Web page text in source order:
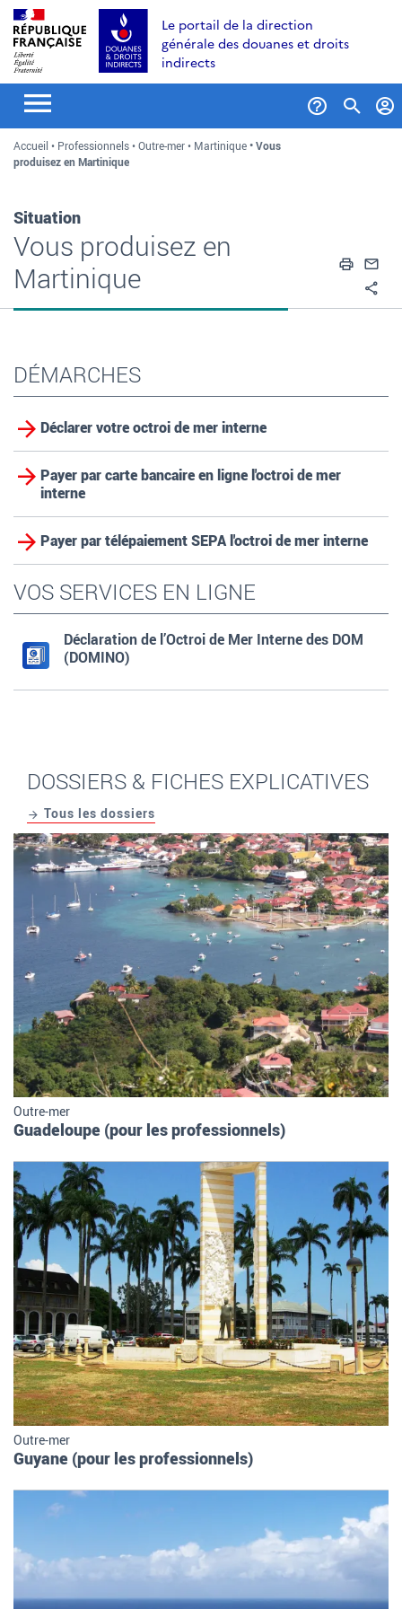
Aller
au
contenu
Aller
recherche
Aller
au
menu
Le portail de la direction
générale des douanes et droits
indirects
Accueil Professionnels Outre-mer Martinique
Vous
produisez en Martinique
Situation
Vous produisez en
Martinique
DÉMARCHES
Déclarer votre octroi de mer interne
Payer par carte bancaire en ligne l'octroi de mer
interne
Payer par télépaiement SEPA l'octroi de mer interne
VOS SERVICES EN LIGNE
Déclaration de l’Octroi de Mer Interne des DOM
(DOMINO)
DOSSIERS & FICHES EXPLICATIVES
Tous les dossiers
Outre-mer
Guadeloupe (pour les professionnels)
Outre-mer
Guyane (pour les professionnels)